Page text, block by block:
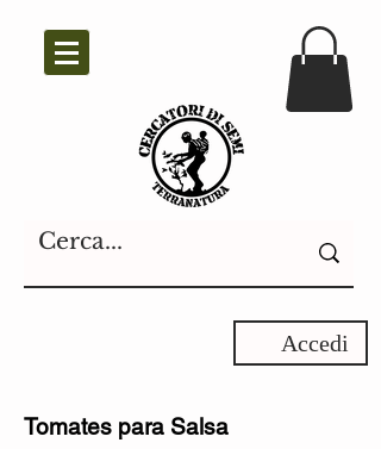
Accedi
Tomates para Salsa